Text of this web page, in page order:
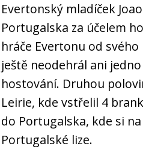
Evertonský mladíček
Portugalska za účelem
hráče Evertonu od
ještě neodehrál ani
hostování. Druhou
Leirie, kde vstřelil 4
do Portugalska, kde si
Portugalské lize.